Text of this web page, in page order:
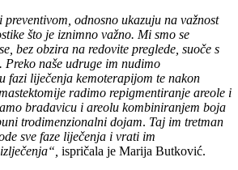
preventivom, odnosno ukazuju na važnost
što je iznimno važno. Mi smo se
bez obzira na redovite preglede, suoče s
naše udruge im nudimo
fazi liječenja kemoterapijom te nakon
radimo repigmentiranje areole i
bradavicu i areolu kombiniranjem boja
trodimenzionalni dojam. Taj im tretman
sve faze liječenja i vrati im
ispričala je Marija Butković.